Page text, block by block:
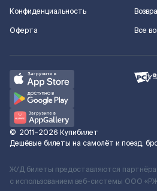
Конфиденциальность
Оферта
Все
© 2011–2026 Купибилет
Дешёвые билеты на самолёт и поезд,
Ж/Д билеты предоставляются
с использованием веб-системы ООО